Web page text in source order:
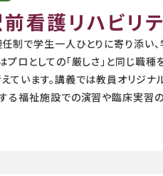
看護リハビリ
制で学生一人ひとりに寄り添い
プロとしての「厳しさ」と同じ職
ています。講義では教員オリジ
る福祉施設での演習や臨床実習